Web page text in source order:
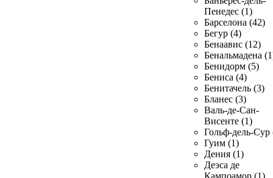
Пенедес (1)
Барселона (42)
Бегур (4)
Бенаавис (12)
Бенальмадена
Бенидорм (5)
Бениса (4)
Бенитачель (3)
Бланес (3)
Валь-де-Сан-
Висенте (1)
Гольф-дель-Сур
Гуим (1)
Дения (1)
Деэса де
Кампоамор (1)